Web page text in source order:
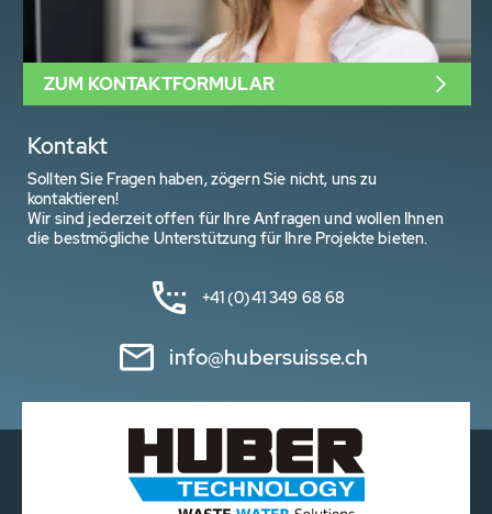
Kontakt
Sollten Sie Fragen haben, zögern Sie nicht, uns zu
kontaktieren!
Wir sind jederzeit offen für Ihre Anfragen und wollen Ihnen
die bestmögliche Unterstützung für Ihre Projekte bieten.
+41 (0)41 349 68 68
info@hubersuisse.ch
ZUM KONTAKTFORMULAR